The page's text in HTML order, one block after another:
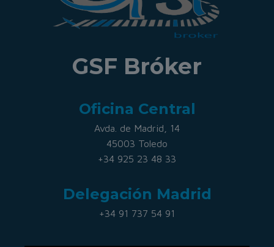
GSF Bróker
Oficina Central
Avda. de Madrid, 14
45003 Toledo
+34 925 23 48 33
Delegación Madrid
+34 91 737 54 91